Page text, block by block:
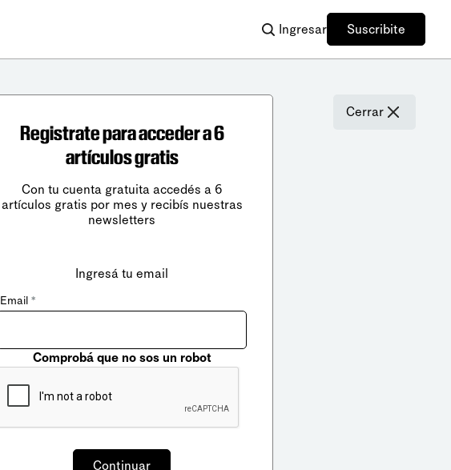
Ingresar Suscribite
Cerrar
Registrate para acceder a 6
artículos gratis
Con tu cuenta gratuita accedés a 6
artículos gratis por mes y recibís nuestras
newsletters
Ingresá tu email
Email *
Comprobá que no sos un robot